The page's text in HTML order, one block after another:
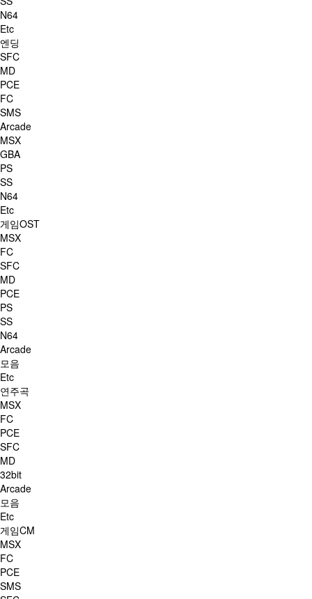
N64
Etc
엔딩
SFC
MD
PCE
FC
SMS
Arcade
MSX
GBA
PS
SS
N64
Etc
게임OST
MSX
FC
SFC
MD
PCE
PS
SS
N64
Arcade
모음
Etc
연주곡
MSX
FC
PCE
SFC
MD
32bit
Arcade
모음
Etc
게임CM
MSX
FC
PCE
SMS